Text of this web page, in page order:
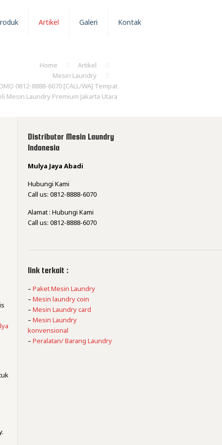
Artikel Galeri Kontak
Home
Artikel
Mesin Laundry
0812-8888-6070 [CALL/WA] Tempat
Mesin Laundry Premium Jakarta Utara
Distributor Mesin Laundry
Indonesia
Mulya Jaya Abadi
Hubungi Kami
Call us: 0812-8888-6070
Alamat : Hubungi Kami
Call us: 0812-8888-6070
link terkait :
–Paket Mesin Laundry
–Mesin laundry coin
–Mesin Laundry card
–Mesin Laundry
konvensional
–Peralatan/ Barang Laundry